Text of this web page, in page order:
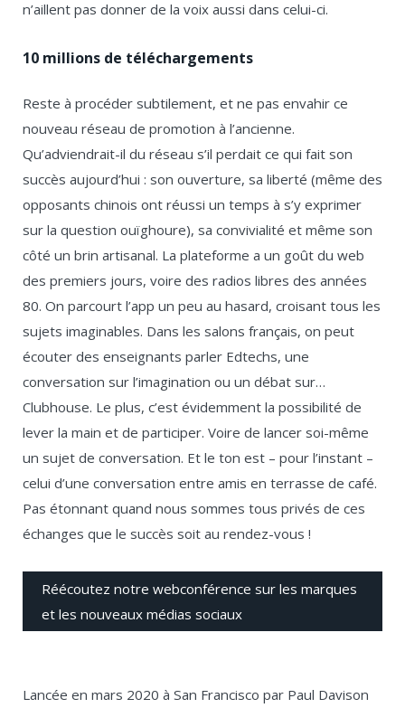
n’aillent pas donner de la voix aussi dans celui-ci.
10 millions de téléchargements
Reste à procéder subtilement, et ne pas envahir ce
nouveau réseau de promotion à l’ancienne.
Qu’adviendrait-il du réseau s’il perdait ce qui fait son
succès aujourd’hui : son ouverture, sa liberté (même des
opposants chinois ont réussi un temps à s’y exprimer
sur la question ouïghoure), sa convivialité et même son
côté un brin artisanal. La plateforme a un goût du web
des premiers jours, voire des radios libres des années
80. On parcourt l’app un peu au hasard, croisant tous les
sujets imaginables. Dans les salons français, on peut
écouter des enseignants parler Edtechs, une
conversation sur l’imagination ou un débat sur…
Clubhouse. Le plus, c’est évidemment la possibilité de
lever la main et de participer. Voire de lancer soi-même
un sujet de conversation. Et le ton est – pour l’instant –
celui d’une conversation entre amis en terrasse de café.
Pas étonnant quand nous sommes tous privés de ces
échanges que le succès soit au rendez-vous !
Réécoutez notre webconférence sur les marques
et les nouveaux médias sociaux
Lancée en mars 2020 à San Francisco par Paul Davison